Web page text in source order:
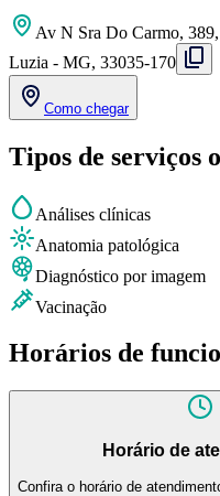
Av N Sra Do Carmo,
Luzia - MG, 33035-170
Como chegar
Tipos de serviços
Análises clínicas
Anatomia patológica
Diagnóstico por imagem
Vacinação
Horários de
Horário de
Confira o horário de